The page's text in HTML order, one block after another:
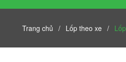
Trang chủ / Lốp theo xe /